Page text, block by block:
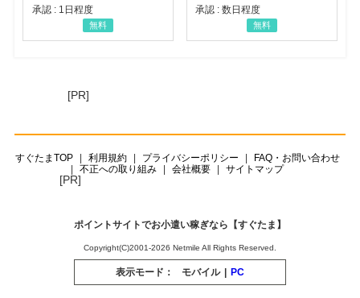
承認 : 1日程度
無料
承認 : 数日程度
無料
[PR]
すぐたまTOP 利用規約 プライバシーポリシー
FAQ・お問い合わせ
不正への取り組み
会社概要 サイトマップ
[PR]
ポイントサイトでお小遣い稼ぎなら【すぐたま】
Copyright(C)2001-2026 Netmile All Rights Reserved.
表示モード： モバイル | PC